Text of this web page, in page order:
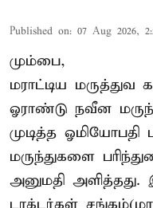
Published on: 07 Aug 2026,
மும்பை,
மராட்டிய மருத்துவ
ஓராண்டு நவீன
முடித்த
மருந்துகளை
அனுமதி அளித்தது.